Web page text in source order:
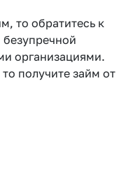
то обратитесь к
организациями.
получите займ от